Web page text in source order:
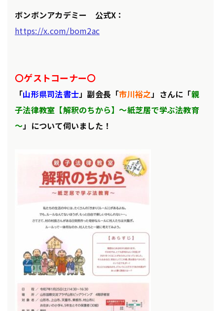
ボンボンアカデミー 公式X：
https://x.com/bom2ac
〇ゲストコーナー〇
「山形県司法書士」 副会長「市川裕之」さんに「親
子法律教室【解釈のちから】～紙芝居で学ぶ法教育
～」について伺いました！